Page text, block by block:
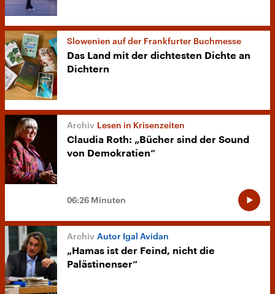
Slowenien auf der Frankfurter Buchmesse
Das Land mit der dichtesten Dichte an
Dichtern
Lesen in Krisenzeiten
Claudia Roth: „Bücher sind der Sound
von Demokratien“
06:26 Minuten
Autor Igal Avidan
„Hamas ist der Feind, nicht die
Palästinenser“